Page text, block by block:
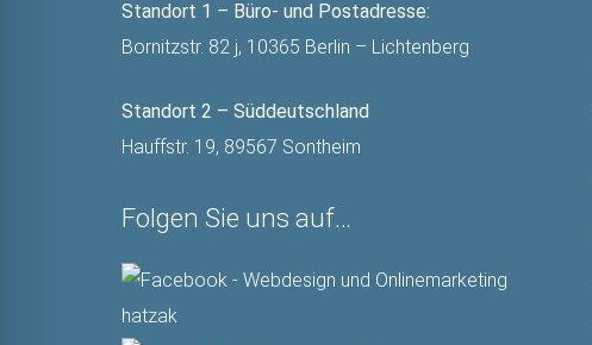
Standort 1 – Büro- und Postadresse:
Bornitzstr. 82 j, 10365 Berlin – Lichtenberg
Standort 2 – Süddeutschland
Hauffstr. 19, 89567 Sontheim
Folgen Sie uns auf…